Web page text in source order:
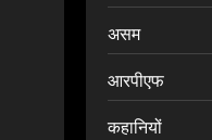
असम
आरपीएफ
कहानियों